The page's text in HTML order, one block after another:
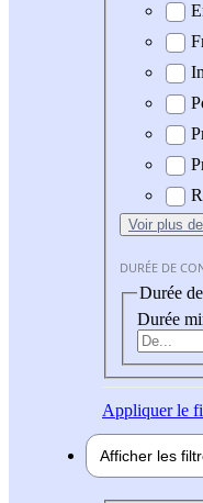
Voir plus
DURÉE DE
Durée
Durée
Appliquerle
Afficher les